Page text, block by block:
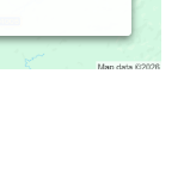
Katzen und